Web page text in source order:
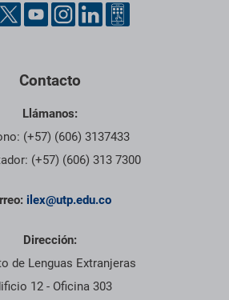
de contacto, redes sociales y
Contacto
Llámanos:
(+57) (606) 3137433
(+57) (606) 313 7300
ilex@utp.edu.co
Dirección:
de Lenguas Extranjeras
12 - Oficina 303